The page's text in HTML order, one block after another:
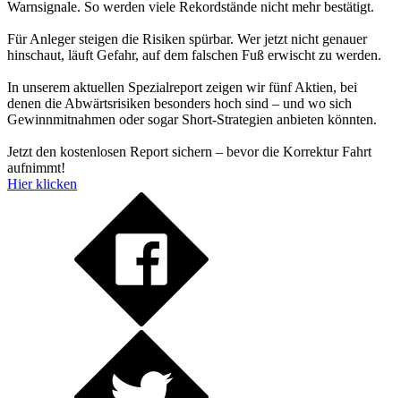
Warnsignale. So werden viele Rekordstände nicht mehr bestätigt.
Für Anleger steigen die Risiken spürbar. Wer jetzt nicht genauer
hinschaut, läuft Gefahr, auf dem falschen Fuß erwischt zu werden.
In unserem aktuellen Spezialreport zeigen wir fünf Aktien, bei
denen die Abwärtsrisiken besonders hoch sind – und wo sich
Gewinnmitnahmen oder sogar Short-Strategien anbieten könnten.
Jetzt den kostenlosen Report sichern – bevor die Korrektur Fahrt
aufnimmt!
Hier klicken